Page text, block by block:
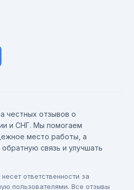
честных отзывов о
и СНГ. Мы помогаем
место работы, а
связь и улучшать
ответственности за
пользователями. Все отзывы